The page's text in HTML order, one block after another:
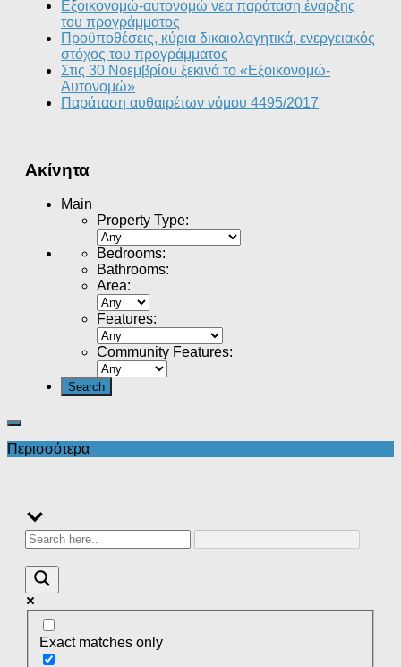
Εξοικονομώ-αυτονομώ νεα παράταση έναρξης
του προγράμματος
Προϋποθέσεις, κύρια δικαιολογητικά, ενεργειακός
στόχος του προγράμματος
Στις 30 Νοεμβρίου ξεκινά το «Εξοικονομώ-
Αυτονομώ»
Παράταση αυθαιρέτων νόμου 4495/2017
Ακίνητα
Main
Property Type:
Bedrooms:
Bathrooms:
Area:
Features:
Community Features:
Περισσότερα
Exact matches only